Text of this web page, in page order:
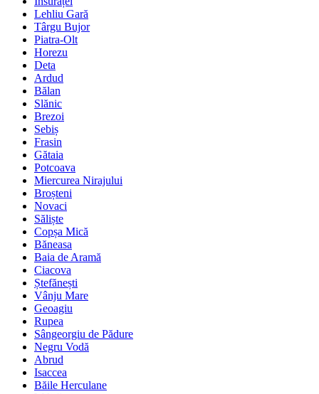
Lehliu Gară
Târgu Bujor
Piatra-Olt
Horezu
Deta
Ardud
Bălan
Slănic
Brezoi
Sebiș
Frasin
Gătaia
Potcoava
Miercurea Nirajului
Broșteni
Novaci
Săliște
Copșa Mică
Băneasa
Baia de Aramă
Ciacova
Ștefănești
Vânju Mare
Geoagiu
Rupea
Sângeorgiu de Pădure
Negru Vodă
Abrud
Isaccea
Băile Herculane